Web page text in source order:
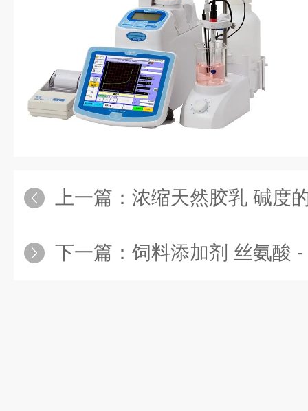
上一篇： 浓缩天然胶乳 碱度
下一篇： 饲料添加剂 丝氨酸 -